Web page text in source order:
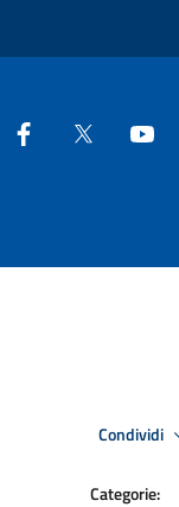
Condividi
Categorie: